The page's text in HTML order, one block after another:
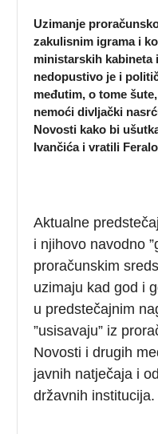
Uzimanje
zakulisnim igrama i
ministarskih kabineta
nedopustivo je i
međutim, o tome
nemoći divljački
Novosti kako bi
Ivančića i vratili
Aktualne
i njihovo navodno
proračunskim
uzimaju kad god i
u predstečajnim
”usisavaju” iz
Novosti i drugih
javnih natječaja i
državnih institucija.